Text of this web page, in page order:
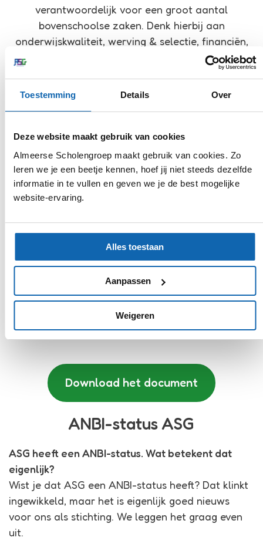
Toestemming Details Over
Deze website maakt gebruik van cookies
Almeerse Scholengroep maakt gebruik van cookies. Zo
leren we je een beetje kennen, hoef jij niet steeds dezelfde
informatie in te vullen en geven we je de best mogelijke
website-ervaring.
Alles toestaan
Aanpassen
Weigeren
verantwoordelijk voor een groot aantal
bovenschoolse zaken. Denk hierbij aan
onderwijskwaliteit, werving & selectie, financiën,
control en communicatie, inkoop en ICT.
Download het document
ANBI-status ASG
ASG heeft een ANBI-status. Wat betekent dat
eigenlijk?
Wist je dat ASG een ANBI-status heeft? Dat klinkt
ingewikkeld, maar het is eigenlijk goed nieuws
voor ons als stichting. We leggen het graag even
uit.